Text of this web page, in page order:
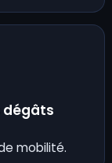
dégâts
mobilité.